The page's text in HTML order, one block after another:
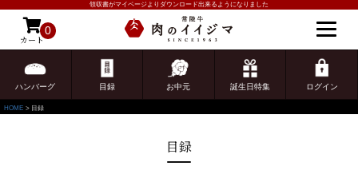
領収書がマイページよりダウンロード出来るようになりました
カート
0
ハンバーグ 目録 お中元 誕生日特集 ログイン
ゲスト 様こんにちは
ログイン
HOME 目録
目録